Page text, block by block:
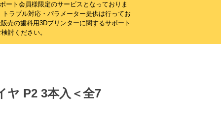
ート会員様限定のサービスとなっておりま
ラブル対応・パラメーター提供は行ってお
売の歯科用3Dプリンターに関するサポート
討ください。
ヤ P2 3本入＜全7